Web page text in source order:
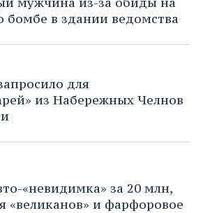
бомбе в здании ведомства
для
из Набережных Челнов
«невидимка» за 20 млн,
«великанов» и фарфоровое